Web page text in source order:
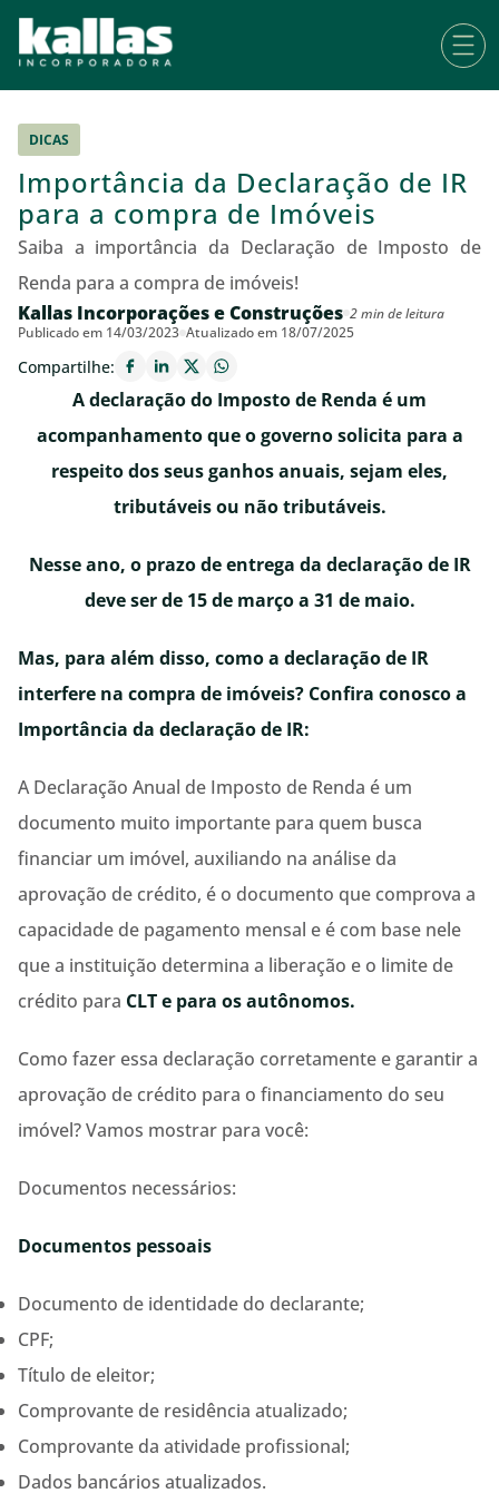
DICAS
Importância da Declaração de IR
para a compra de Imóveis
Saiba a importância da Declaração de Imposto de
Renda para a compra de imóveis!
Kallas Incorporações e Construções 2 min de leitura
Publicado em 14/03/2023 Atualizado em 18/07/2025
Compartilhe:
A declaração do Imposto de Renda é um
acompanhamento que o governo solicita para a
respeito dos seus ganhos anuais, sejam eles,
tributáveis ou não tributáveis.
Nesse ano, o prazo de entrega da declaração de IR
deve ser de 15 de março a 31 de maio.
Mas, para além disso, como a declaração de IR
interfere na compra de imóveis? Confira conosco a
Importância da declaração de IR:
A Declaração Anual de Imposto de Renda é um
documento muito importante para quem busca
financiar um imóvel, auxiliando na análise da
aprovação de crédito, é o documento que comprova a
capacidade de pagamento mensal e é com base nele
que a instituição determina a liberação e o limite de
crédito para CLT e para os autônomos.
Como fazer essa declaração corretamente e garantir a
aprovação de crédito para o financiamento do seu
imóvel? Vamos mostrar para você:
Documentos necessários:
Documentos pessoais
Documento de identidade do declarante;
CPF;
Título de eleitor;
Comprovante de residência atualizado;
Comprovante da atividade profissional;
Dados bancários atualizados.